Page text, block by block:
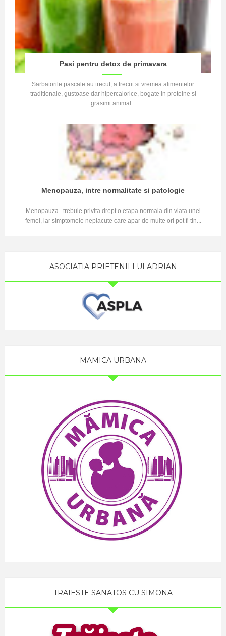
Pasi pentru detox de primavara
Sarbatorile pascale au trecut, a trecut si vremea alimentelor
traditionale, gustoase dar hipercalorice, bogate in proteine si
grasimi animal...
Menopauza, intre normalitate si patologie
Menopauza trebuie privita drept o etapa normala din viata unei
femei, iar simptomele neplacute care apar de multe ori pot fi tin...
ASOCIATIA PRIETENII LUI ADRIAN
MAMICA URBANA
TRAIESTE SANATOS CU SIMONA